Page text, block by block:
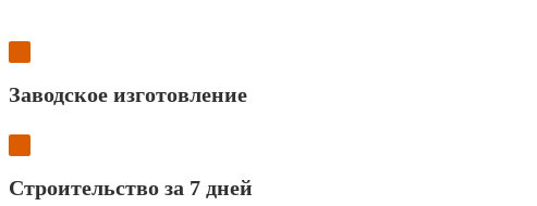
Заводское изготовление
Строительство за 7 дней